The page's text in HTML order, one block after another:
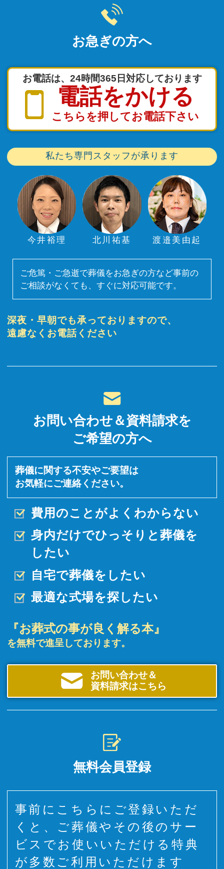
お急ぎの方へ
お電話は、24時間365日対応しております
電話をかける
こちらを押してお電話下さい
私たち専門スタッフが承ります
今井裕理 北川祐基 渡邉美由起
ご危篤・ご急逝で葬儀をお急ぎの方など事前の
ご相談がなくても、すぐに対応可能です。
深夜・早朝でも承っておりますので、
遠慮なくお電話ください
お問い合わせ＆資料請求を
ご希望の方へ
葬儀に関する不安やご要望は
お気軽にご連絡ください。
費用のことがよくわからない
身内だけでひっそりと 葬儀を
したい
自宅で葬儀をしたい
最適な式場を探したい
『お葬式の事が良く解る本』
を無料で進呈しております。
お問い合わせ＆
資料請求はこちら
無料会員登録
事前にこちらにご登録いただ
くと、ご葬儀やその後のサー
ビスでお使いいただける特典
が多数ご利用いただけます